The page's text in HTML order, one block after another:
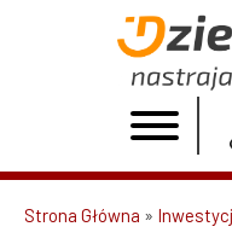
Budowa
Rubinowej
|
Urząd
Strona Główna